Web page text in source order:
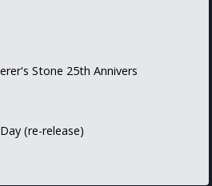
Stone 25th Annivers
(re-release)